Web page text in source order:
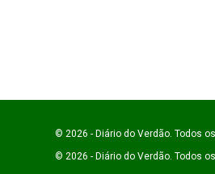
© 2026 - Diário do Verdão. Todos
© 2026 - Diário do Verdão. Todos